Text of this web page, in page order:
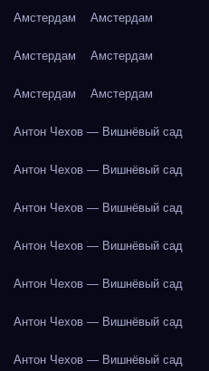
Амстердам Амстердам
Амстердам Амстердам
Амстердам Амстердам
Антон Чехов — Вишнёвый сад
Антон Чехов — Вишнёвый сад
Антон Чехов — Вишнёвый сад
Антон Чехов — Вишнёвый сад
Антон Чехов — Вишнёвый сад
Антон Чехов — Вишнёвый сад
Антон Чехов — Вишнёвый сад